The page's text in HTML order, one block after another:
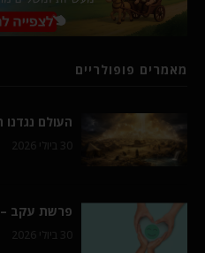
מאמרים פופולריים
העולם
30 ביולי 2026
פרשת עקב
30 ביולי 2026